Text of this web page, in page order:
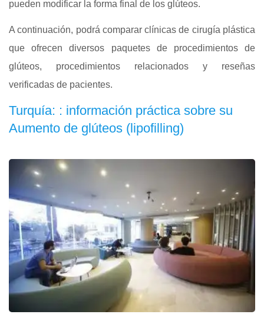
pueden modificar la forma final de los glúteos.
A continuación, podrá comparar clínicas de cirugía plástica
que ofrecen diversos paquetes de procedimientos de
glúteos, procedimientos relacionados y reseñas
verificadas de pacientes.
Turquía: : información práctica sobre su
Aumento de glúteos (lipofilling)